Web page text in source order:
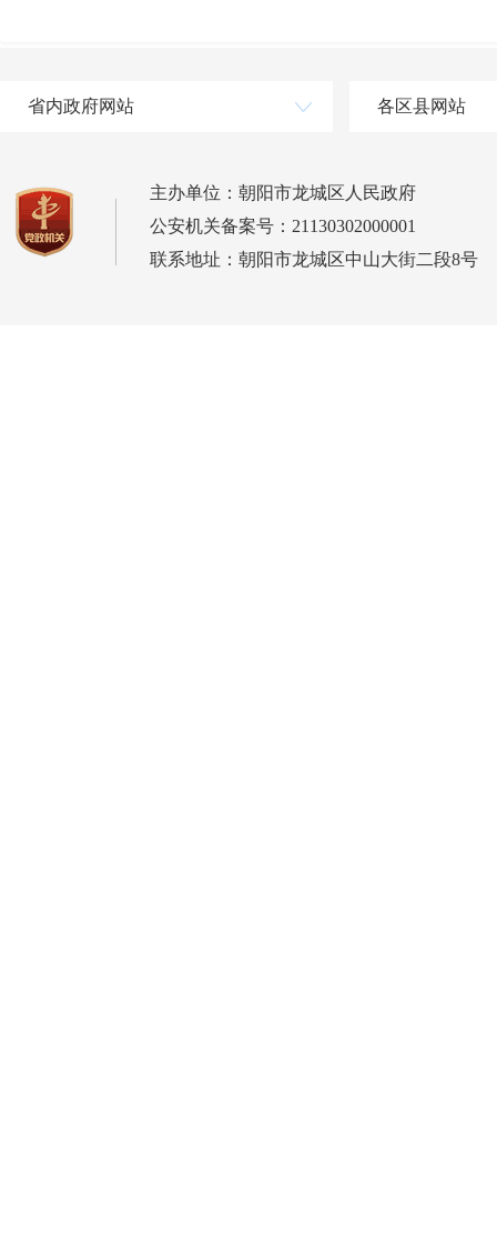
省内政府网站 各区县网站
主办单位：朝阳市龙城区人民政府
公安机关备案号：21130302000001
联系地址：朝阳市龙城区中山大街二段8号